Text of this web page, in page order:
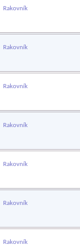
Rakovník
Rakovník
Rakovník
Rakovník
Rakovník
Rakovník
Rakovník